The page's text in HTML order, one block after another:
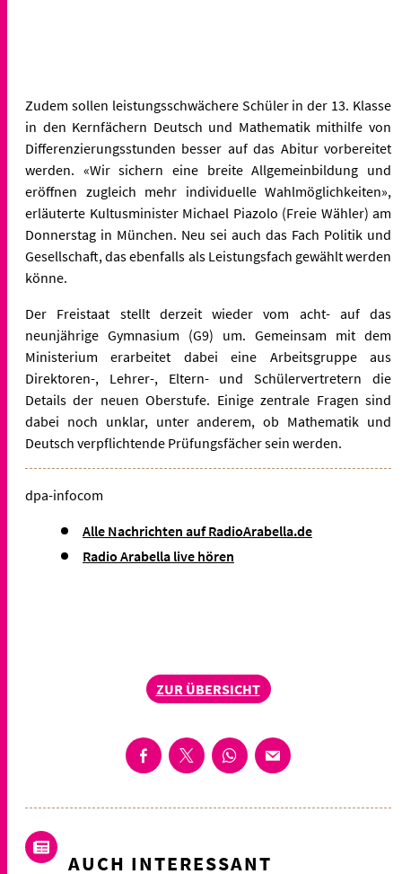
Zudem sollen leistungsschwächere Schüler in der 13. Klasse
in den Kernfächern Deutsch und Mathematik mithilfe von
Differenzierungsstunden besser auf das Abitur vorbereitet
werden. «Wir sichern eine breite Allgemeinbildung und
eröffnen zugleich mehr individuelle Wahlmöglichkeiten»,
erläuterte Kultusminister Michael Piazolo (Freie Wähler) am
Donnerstag in München. Neu sei auch das Fach Politik und
Gesellschaft, das ebenfalls als Leistungsfach gewählt werden
könne.
Der Freistaat stellt derzeit wieder vom acht- auf das
neunjährige Gymnasium (G9) um. Gemeinsam mit dem
Ministerium erarbeitet dabei eine Arbeitsgruppe aus
Direktoren-, Lehrer-, Eltern- und Schülervertretern die
Details der neuen Oberstufe. Einige zentrale Fragen sind
dabei noch unklar, unter anderem, ob Mathematik und
Deutsch verpflichtende Prüfungsfächer sein werden.
dpa-infocom
Alle Nachrichten auf RadioArabella.de
Radio Arabella live hören
ZUR ÜBERSICHT
AUCH INTERESSANT